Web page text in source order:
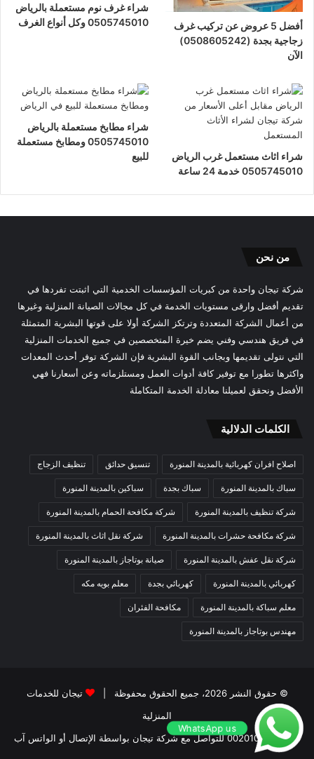
أفضل 5 عروض عن تركيب غرف
زجاجية بجدة (0508605242)
الآن
شراء غرف نوم مستعملة بالرياض
0505745010 وكل أنواع الغرف
شراء اثاث مستعمل غرب الرياض
0505745010 خدمة 24 ساعة
شراء مطابخ مستعملة بالرياض
0505745010 ومطابخ مستعملة
للبيع
من نحن
شركة تيجان واحدة من كبريات المؤسسات الخدمية التي اثبتت تفردها في
تقديم أفضل وارقى مستويات الخدمة في كل مجالات الصيانة المنزلية وغيرها
من أعمال الشركة المتعددة وترتكز الشركة أولا على قوتها البشرية المتمثلة
في فريق هندسي وفني يضم خيرة المتخصصين في جميع الخدمات المنزلية
التي نتولى تقديمها وبجانب القوة البشرية فإن الشركة توفر أحدث المعدات
واكثرها تطورا مع توفير كافة أدوات العمل ومستلزماته وعن أسعارنا فهي
الأفضل ونحقق لعميلنا معادلة الخدمة المتكاملة
الكلمات الدلالية
اصلاح افران كهربائية بالمدينة المنورة تنسيق حدائق تنظيف الزجاج
سباك بالمدينة المنورة سباك بجدة سباكين بالمدينة المنورة
شركة تنظيف بالمدينة المنورة شركة مكافحة الحمام بالمدينة المنورة
شركة مكافحة حشرات بالمدينة المنورة شركة نقل اثاث بالمدينة المنورة
شركة نقل عفش بالمدينة المنورة صيانة بوتاجاز بالمدينة المنورة
كهربائي بالمدينة المنورة كهربائي بجدة معلم بويه مكه
معلم سباكة بالمدينة المنورة مكافحة الفئران
مهندس بوتاجاز بالمدينة المنورة
© حقوق النشر 2026، جميع الحقوق محفوظة |
تيجان للخدمات
المنزلية
00201011207263 للتواصل مع شركة تيجان بواسطة الإتصال أو الواتس آب
WhatsApp us